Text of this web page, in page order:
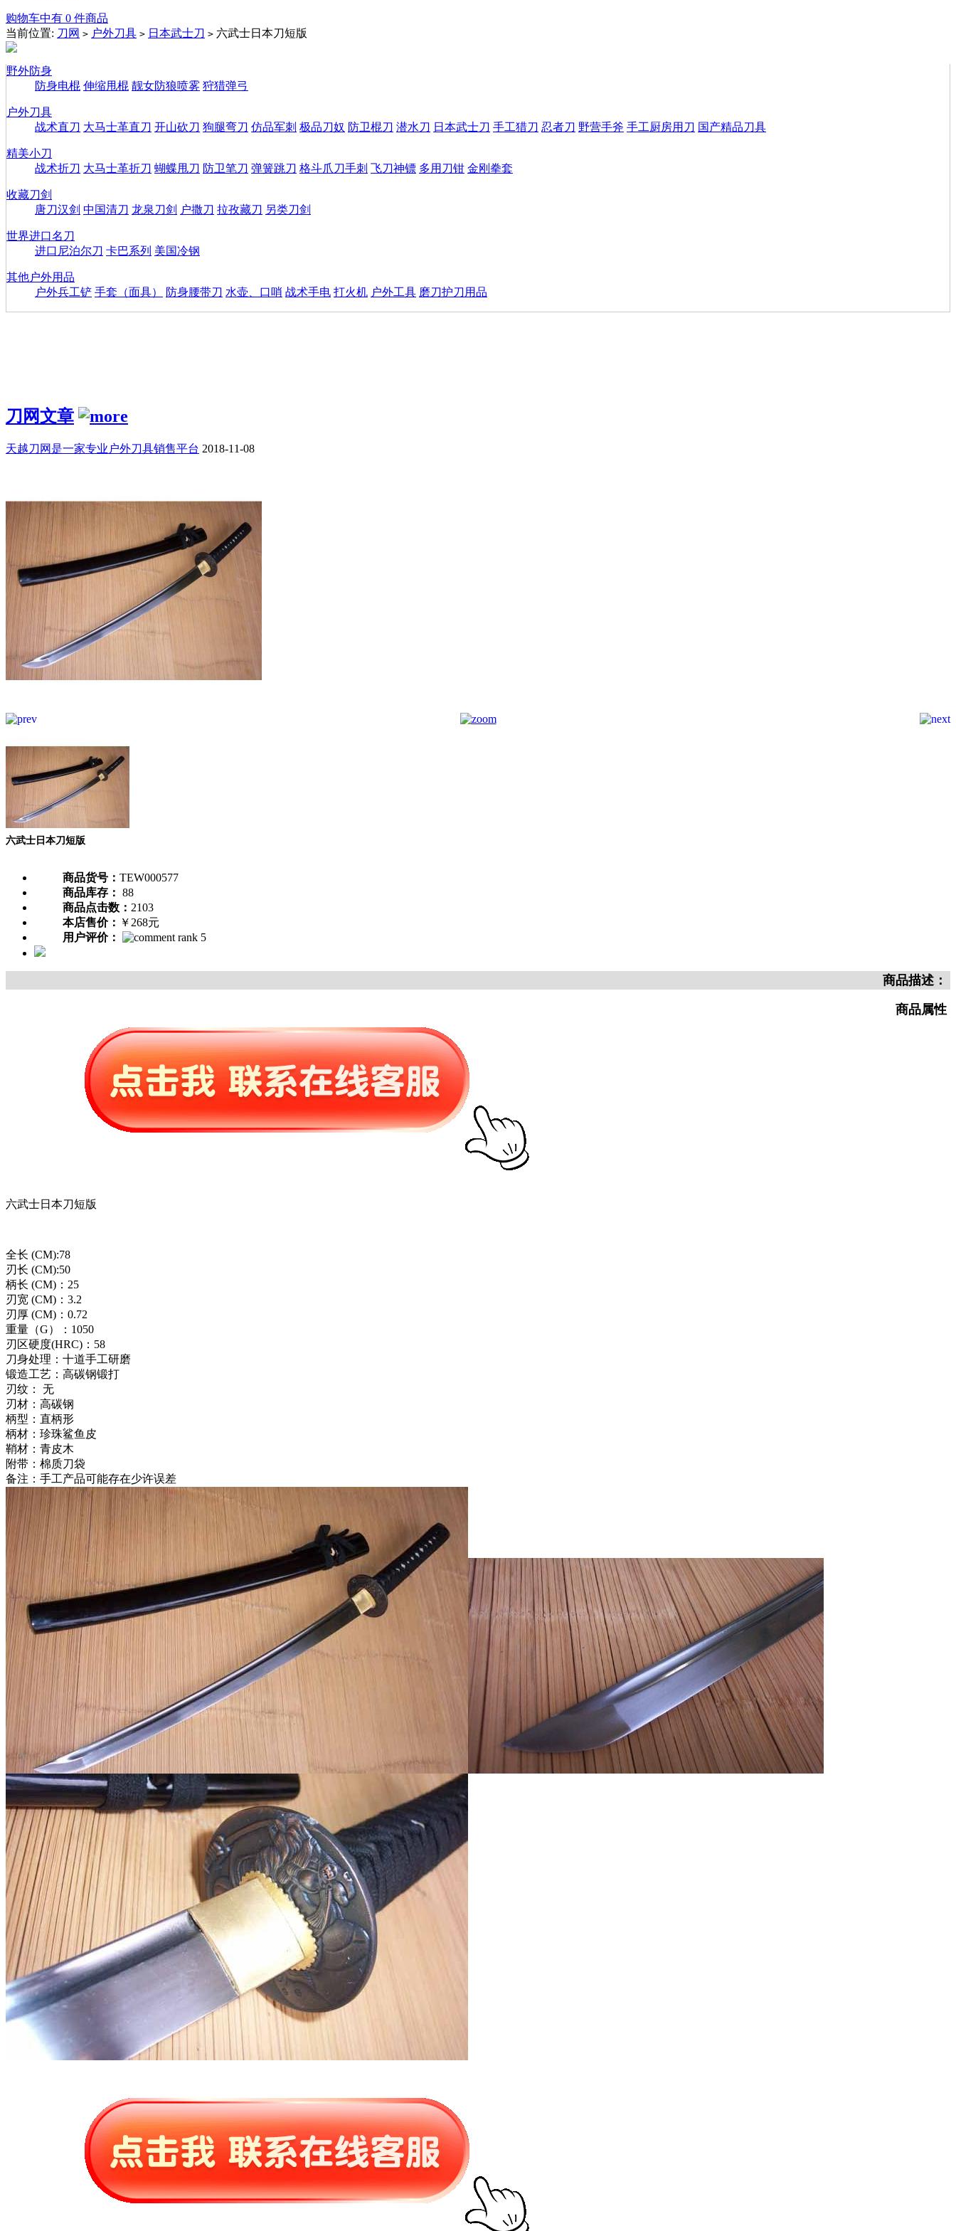
购物车中有 0 件商品
当前位置: 刀网 > 户外刀具 > 日本武士刀 > 六武士日本刀短版
野外防身
防身电棍 伸缩甩棍 靓女防狼喷雾 狩猎弹弓
户外刀具
战术直刀 大马士革直刀 开山砍刀 狗腿弯刀 仿品军刺 极品刀奴 防卫棍刀 潜水刀 日本武士刀 手工猎刀 忍者刀 野营手斧 手工厨房用刀 国产精品刀具
精美小刀
战术折刀 大马士革折刀 蝴蝶甩刀 防卫笔刀 弹簧跳刀 格斗爪刀手刺 飞刀神镖 多用刀钳 金刚拳套
收藏刀剑
唐刀汉剑 中国清刀 龙泉刀剑 户撒刀 拉孜藏刀 另类刀剑
世界进口名刀
进口尼泊尔刀 卡巴系列 美国冷钢
其他户外用品
户外兵工铲 手套（面具） 防身腰带刀 水壶、口哨 战术手电 打火机 户外工具 磨刀护刀用品
刀网文章
天越刀网是一家专业户外刀具销售平台 2018-11-08
六武士日本刀短版
商品货号： TEW000577
商品库存： 88
商品点击数： 2103
本店售价： ￥268元
用户评价：
商品描述：
商品属性
六武士日本刀短版
全长 (CM):78
刃长 (CM):50
柄长 (CM)：25
刃宽 (CM)：3.2
刃厚 (CM)：0.72
重量（G）：1050
刃区硬度(HRC)：58
刀身处理：十道手工研磨
锻造工艺：高碳钢锻打
刃纹： 无
刃材：高碳钢
柄型：直柄形
柄材：珍珠鲨鱼皮
鞘材：青皮木
附带：棉质刀袋
备注：手工产品可能存在少许误差